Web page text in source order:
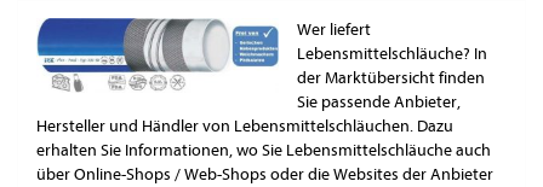
Wer liefert
Lebensmittelschläuche? In
der Marktübersicht finden
Sie passende Anbieter,
Hersteller und Händler von Lebensmittelschläuchen. Dazu
erhalten Sie Informationen, wo Sie Lebensmittelschläuche auch
über Online-Shops / Web-Shops oder die Websites der Anbieter